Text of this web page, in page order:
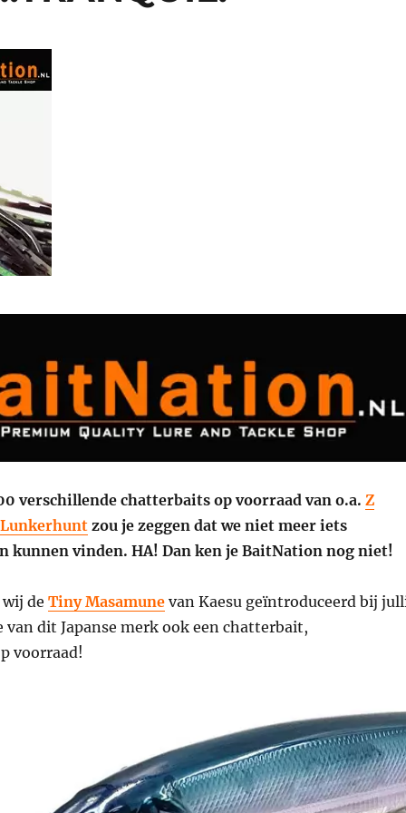
verschillende chatterbaits op voorraad van o.a. Z
Lunkerhuntzou je zeggen dat we niet meer iets
kunnen vinden. HA! Dan ken je BaitNation nog niet!
de Tiny Masamunevan Kaesu geïntroduceerd bij
van dit Japanse merk ook een chatterbait,
voorraad!